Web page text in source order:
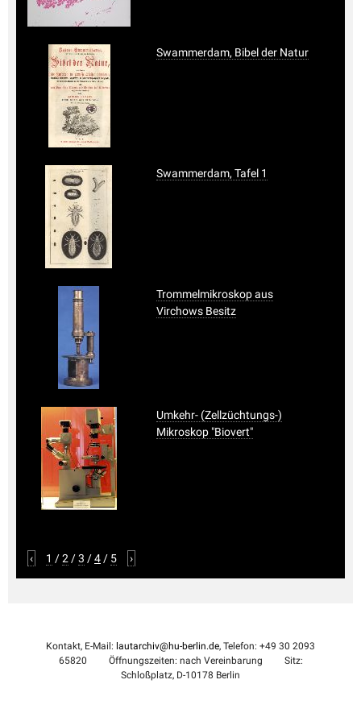
Swammerdam, Bibel der Natur
Swammerdam, Tafel 1
Trommelmikroskop aus
Virchows Besitz
Umkehr- (Zellzüchtungs-)
Mikroskop "Biovert"
‹ 1 /2 /3 /4 / 5 ›
Kontakt, E-Mail: lautarchiv@hu-berlin.de, Telefon: +49 30 2093
65820
Öffnungszeiten: nach Vereinbarung
Sitz:
Schloßplatz, D-10178 Berlin